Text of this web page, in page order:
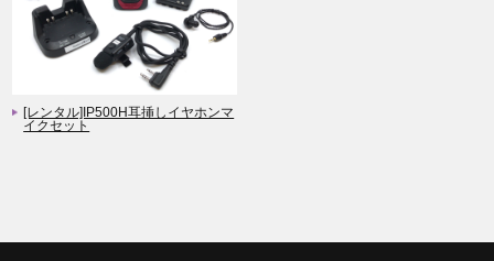
[レンタル]IP500H耳挿しイヤホンマ
イクセット